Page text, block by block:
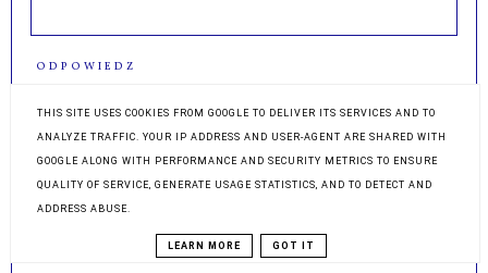
ODPOWIEDZ
THIS SITE USES COOKIES FROM GOOGLE TO DELIVER ITS SERVICES AND TO
ANALYZE TRAFFIC. YOUR IP ADDRESS AND USER-AGENT ARE SHARED WITH
GOOGLE ALONG WITH PERFORMANCE AND SECURITY METRICS TO ENSURE
QUALITY OF SERVICE, GENERATE USAGE STATISTICS, AND TO DETECT AND
ADDRESS ABUSE.
LEARN MORE GOT IT